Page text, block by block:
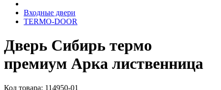
Входные двери
TERMO-DOOR
Дверь Сибирь термо
премиум Арка лиственница
Код товара: 114950-01